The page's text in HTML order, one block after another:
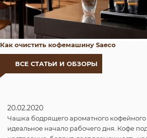
Как очистить кофемашину Saeco
ВСЕ СТАТЬИ И ОБЗОРЫ
20.02.2020
Чашка бодрящего ароматного кофейного
идеальное начало рабочего дня. Кофе